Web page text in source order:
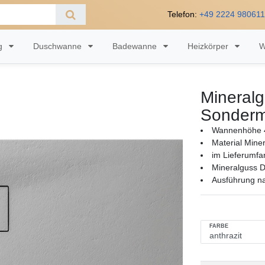
Telefon: +49 2224
Duschwanne Badewanne Heizkörper
Wannenhöhe
Material
im
Mineralguss
Ausführung
FARBE